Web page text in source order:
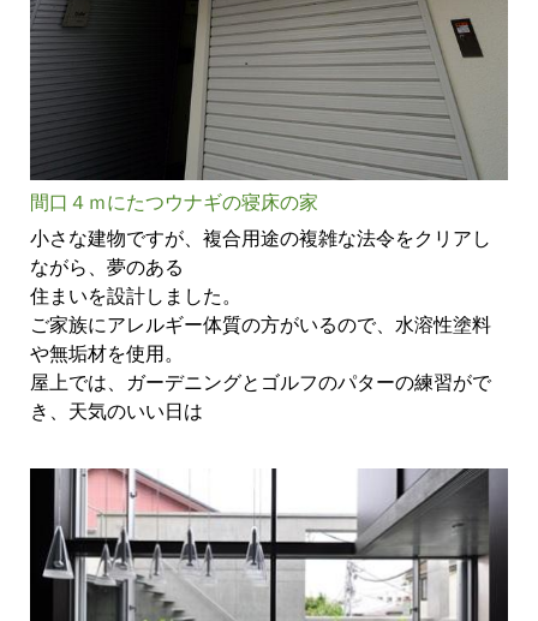
間口４ｍにたつウナギの寝床の家
小さな建物ですが、複合用途の複雑な法令をクリアし
ながら、夢のある
住まいを設計しました。
ご家族にアレルギー体質の方がいるので、水溶性塗料
や無垢材を使用。
屋上では、ガーデニングとゴルフのパターの練習がで
き、天気のいい日は